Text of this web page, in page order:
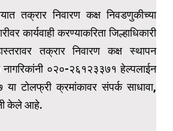
तक्रार निवारण कक्ष निवडणुकीच्या
कार्यवाही करण्याकरिता जिल्हाधिकारी
तक्रार निवारण कक्ष स्थापन
०२०-२६१२३३७१ हेल्पलाईन
टोलफ्री क्रमांकावर संपर्क साधावा,
केले आहे.